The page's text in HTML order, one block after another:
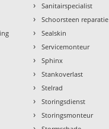
› Sanitairspecialist
› Schoorsteen reparatie
› Sealskin
› Servicemonteur
› Sphinx
› Stankoverlast
› Stelrad
› Storingsdienst
› Storingsmonteur